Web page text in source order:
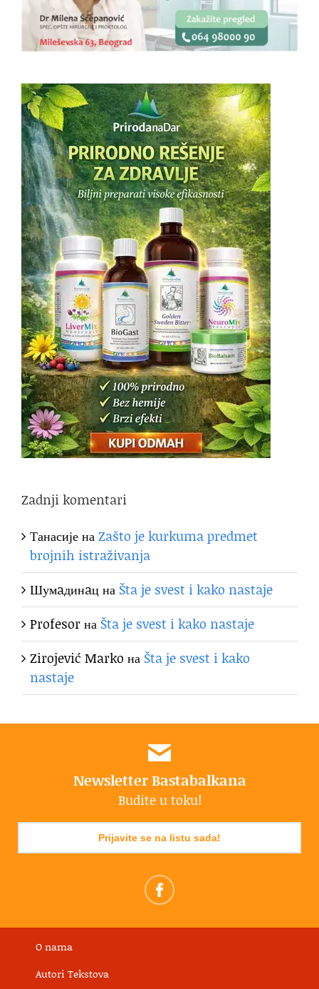
Zadnji komentari
ТанасијенаZašto je kurkuma predmet
brojnih istraživanja
Шумaдинaцна Šta je svest i kako nastaje
Profesorна Šta je svest i kako nastaje
Zirojević Marko на Šta je svest i kako
nastaje
Newsletter Bastabalkana
Budite u toku!
Prijavite se na listu sada!
O nama
Autori Tekstova